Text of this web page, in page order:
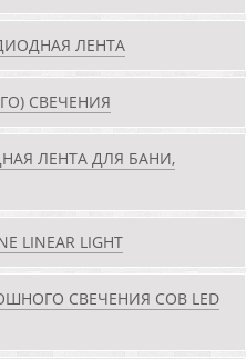
ЛЕНТА
СВЕЧЕНИЯ
ЛЕНТА ДЛЯ БАНИ,
LINEAR LIGHT
СВЕЧЕНИЯ COB LED